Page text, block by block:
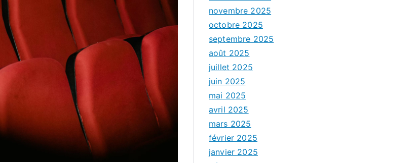
novembre 2025
octobre 2025
septembre 2025
août 2025
juillet 2025
juin 2025
mai 2025
avril 2025
mars 2025
février 2025
janvier 2025